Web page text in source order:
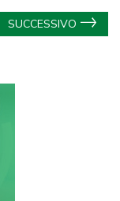
SUCCESSIVO